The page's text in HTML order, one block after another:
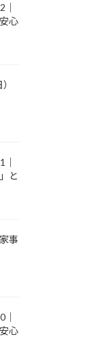
心
と
事
心